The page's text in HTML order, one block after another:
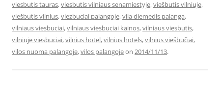
viesbutis tauras,viesbutis vilniaus senamiestyje,viešbutis vilniuje,
viešbutis vilnius,viezbuciai palangoje,vila diemedis palanga,
vilniaus viesbuciai,vilniaus viesbuciai kainos,vilniaus viesbutis,
vilniuje viesbuciai,vilnius hotel,vilnius hotels,vilnius viešbučiai,
vilos nuoma palangoje,vilos palangojeon 2014/11/13.